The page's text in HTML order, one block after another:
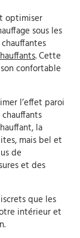
optimiser
sous les
. Cette
confortable
l’effet paroi
la
mais bel et
de
et des
que les
intérieur et